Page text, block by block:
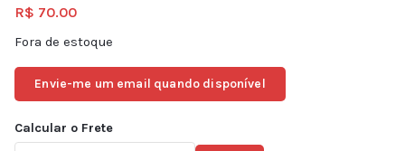
R$ 70.00
Fora de estoque
Envie-me um email quando disponível
Calcular o Frete